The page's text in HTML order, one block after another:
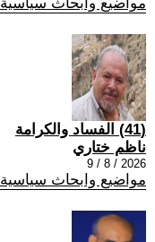
(41) الفساد والكرامة
ناظم ختاري
2026 / 8 / 9
مواضيع وابحاث سياسية